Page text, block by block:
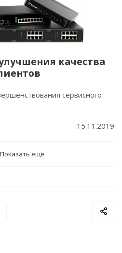
качества
сервисного
15.11.2019
Показать ещё